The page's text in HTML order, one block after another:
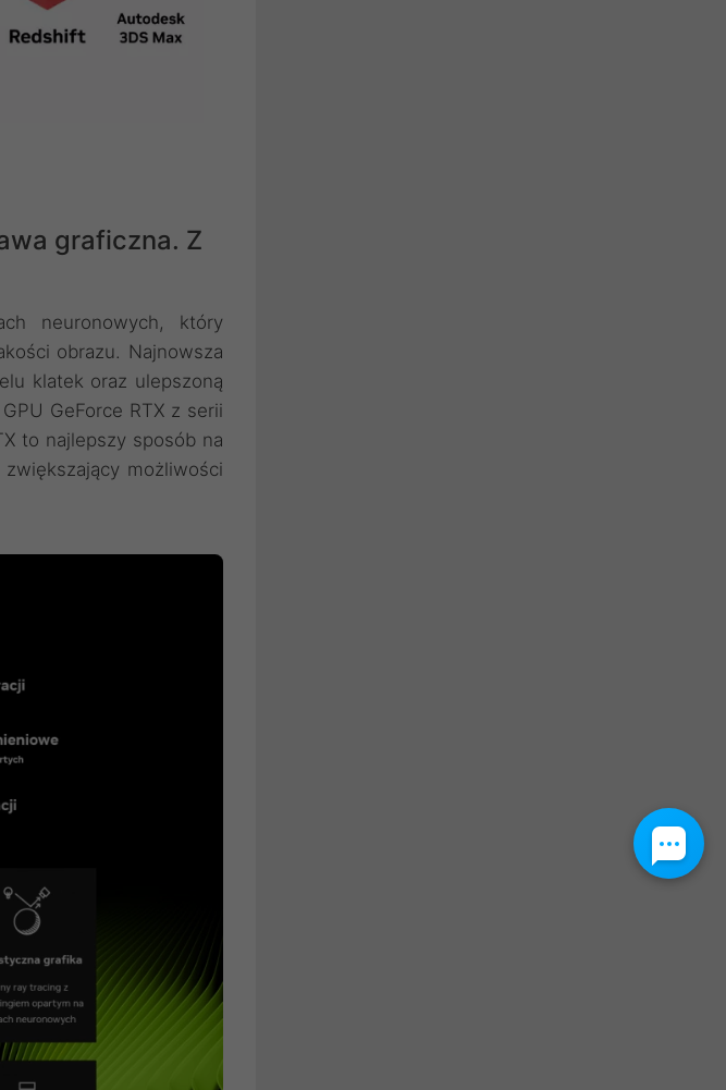
graficzna. Z
neuronowych, który
obrazu. ‌Najnowsza
klatek oraz ulepszoną
GeForce RTX z serii
to najlepszy sposób na
możliwości